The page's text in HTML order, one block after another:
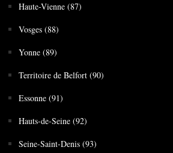
Haute-Vienne (87)
Vosges (88)
Yonne (89)
Territoire de Belfort (90)
Essonne (91)
Hauts-de-Seine (92)
Seine-Saint-Denis (93)